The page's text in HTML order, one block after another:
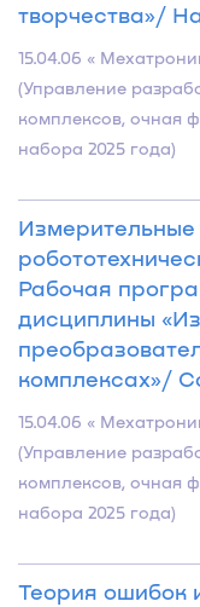
творчества»/
15.04.06 «
(Управление
комплексов, очная
набора 2025 года)
Рабочая
дисциплины
комплексах»/
15.04.06 «
(Управление
комплексов, очная
набора 2025 года)
Теория ошибок